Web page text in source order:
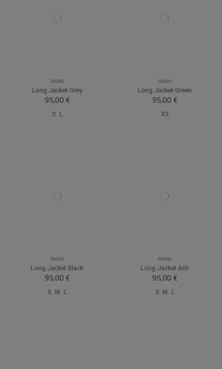
RAINS
Long Jacket Grey
95,00 €
S L
RAINS
Long Jacket Green
95,00 €
XS
RAINS
Long Jacket Black
95,00 €
S M L
RAINS
Long Jacket Ash
95,00 €
S M L